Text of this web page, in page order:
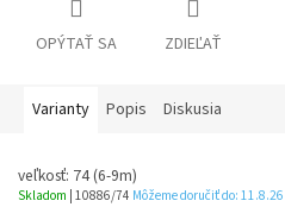
OPÝTAŤ SA ZDIEĽAŤ
Varianty Popis Diskusia
veľkosť: 74 (6-9m)
Skladom | 10886/74 Môžeme doručiť do: 11.8.26